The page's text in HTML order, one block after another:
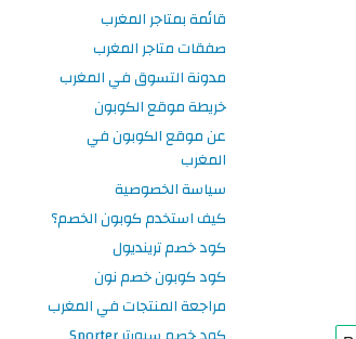
قائمة بمتاجر المغرب
صفقات متاجر المغرب
مدونة التسوق في المغرب
خريطة موقع الكوبون
عن موقع الكوبون في
المغرب
سياسة الخصوصية
كيف استخدم كوبون الخصم؟
كود خصم ترينديول
كود كوبون خصم نون
مراجعة المنتجات في المغرب